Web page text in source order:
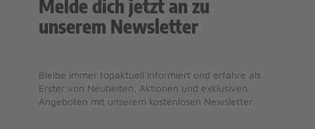
Melde dich jetzt an zu
unserem Newsletter
Bleibe immer topaktuell informiert und erfahre als
Erster von Neuheiten, Aktionen und exklusiven
Angeboten mit unserem kostenlosen Newsletter.